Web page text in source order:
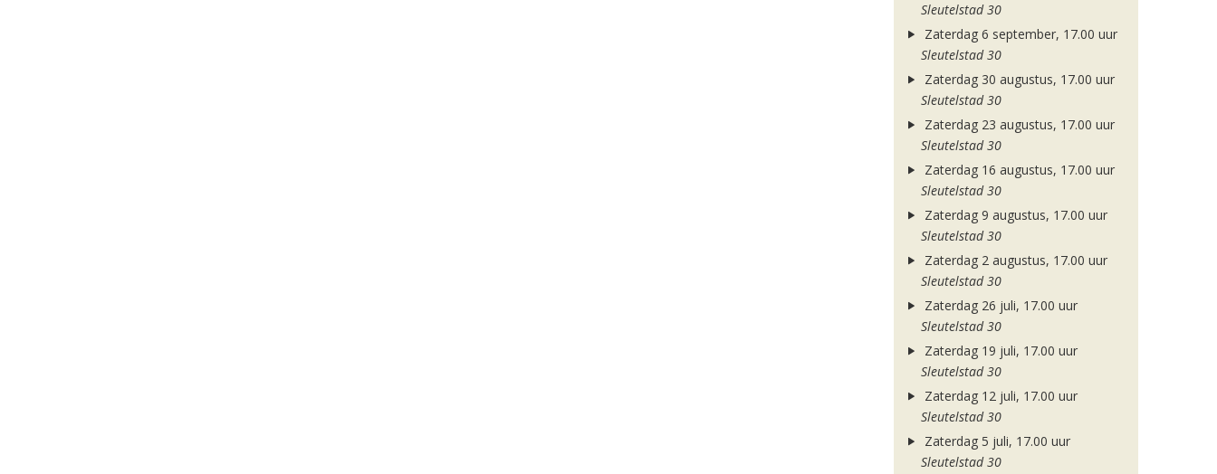
Sleutelstad 30
Zaterdag 6 september, 17.00 uur
Sleutelstad 30
Zaterdag 30 augustus, 17.00 uur
Sleutelstad 30
Zaterdag 23 augustus, 17.00 uur
Sleutelstad 30
Zaterdag 16 augustus, 17.00 uur
Sleutelstad 30
Zaterdag 9 augustus, 17.00 uur
Sleutelstad 30
Zaterdag 2 augustus, 17.00 uur
Sleutelstad 30
Zaterdag 26 juli, 17.00 uur
Sleutelstad 30
Zaterdag 19 juli, 17.00 uur
Sleutelstad 30
Zaterdag 12 juli, 17.00 uur
Sleutelstad 30
Zaterdag 5 juli, 17.00 uur
Sleutelstad 30